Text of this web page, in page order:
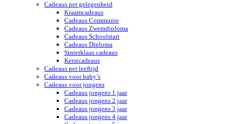
Cadeaus per gelegenheid
Kraamcadeaus
Cadeaus Communie
Cadeaus Zwemdiploma
Cadeaus Schoolstart
Cadeaus Diploma
Sinterklaas cadeaus
Kerstcadeaus
Cadeaus per leeftijd
Cadeaus voor baby’s
Cadeaus voor jongens
Cadeaus jongens 1 jaar
Cadeaus jongens 2 jaar
Cadeaus jongens 3 jaar
Cadeaus jongens 4 jaar